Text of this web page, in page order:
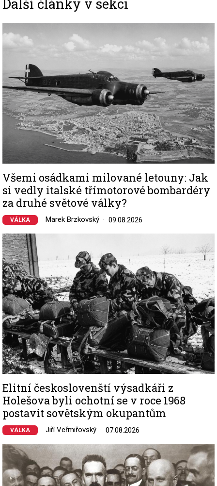
Všemi osádkami milované letouny: Jak
si vedly italské třímotorové bombardéry
za druhé světové války?
VÁLKA Marek Brzkovský 09.08.2026
Image
Elitní českoslovenští výsadkáři z
Holešova byli ochotní se v roce 1968
postavit sovětským okupantům
VÁLKA Jiří Veřmiřovský 07.08.2026
Image